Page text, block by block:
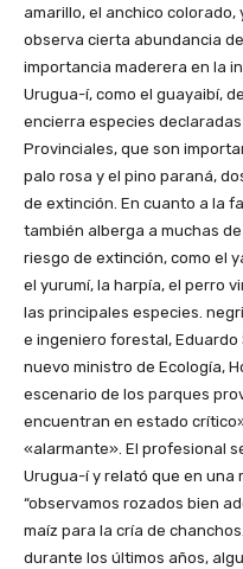
amarillo, el anchico colorado,
observa cierta abundancia
importancia maderera en la
Urugua-í, como el guayaibí,
encierra especies
Provinciales, que son
palo rosa y el pino paraná,
de extinción. En cuanto a la
también alberga a muchas
riesgo de extinción, como el
el yurumí, la harpía, el perro
las principales especies.
e ingeniero forestal,
nuevo ministro de Ecología,
escenario de los parques
encuentran en estado
«alarmante». El profesional
Urugua-í y relató que en una
“observamos rozados bien
maíz para la cría de
durante los últimos años,